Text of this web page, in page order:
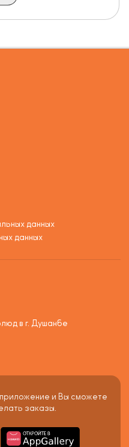
данных
данных
в г. Душанбе
и Вы сможете
заказы.